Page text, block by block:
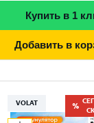
Купить в 1
Добавить в
VOLAT